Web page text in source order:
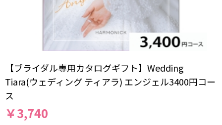
【ブライダル専用カタログギフト】Wedding
Tiara(ウェディング ティアラ) エンジェル3400円コー
ス
￥3,740